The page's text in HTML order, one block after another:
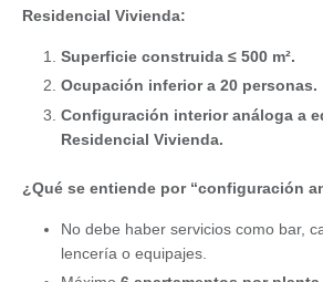
Residencial Vivienda:
Superficie construida ≤ 500 m².
Ocupación inferior a 20 personas.
Configuración interior análoga a
Residencial Vivienda.
¿Qué se entiende por “configuración
No debe haber servicios como bar,
lencería o equipajes.